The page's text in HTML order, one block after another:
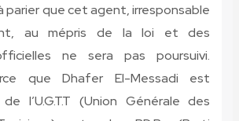
parier que cet agent, irresponsable
au mépris de la loi et des
ne sera pas poursuivi.
que Dhafer El-Messadi est
l’U.G.T.T (Union Générale des